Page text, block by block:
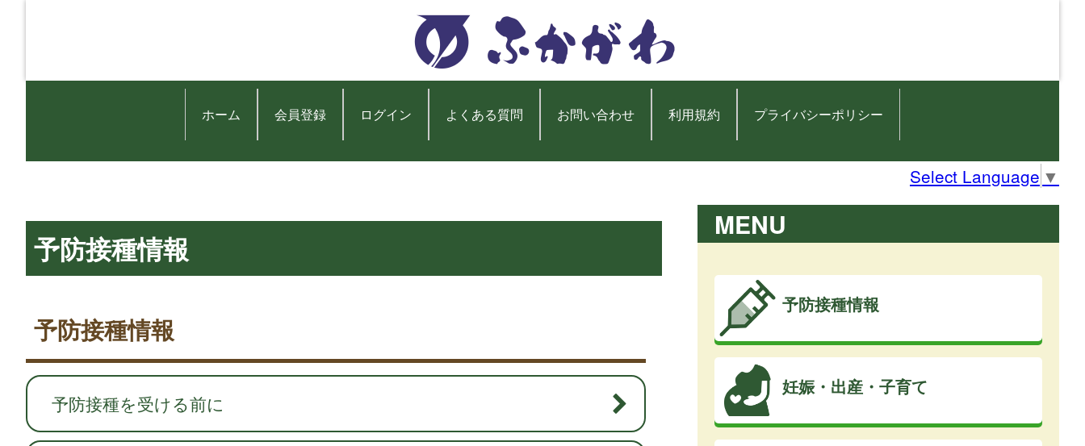
ホーム 会員登録 ログイン よくある質問 お問い合わせ 利用規約 プライバシーポリシー
Select Language ▼
予防接種情報
予防接種情報
予防接種を受ける前に
MENU
予防接種情報
妊娠・出産・子育て